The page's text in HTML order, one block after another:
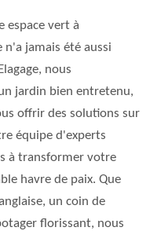
espace vert à
n'a jamais été aussi
nous
jardin bien entretenu,
offrir des solutions sur
équipe d'experts
à transformer votre
havre de paix. Que
un coin de
florissant, nous